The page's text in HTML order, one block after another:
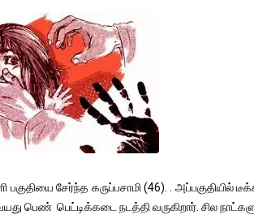
சேர்ந்த கருப்பசாமி (46). . அப்பகுதியில்
பெண் பெட்டிக்கடை நடத்தி வருகிறார். சில